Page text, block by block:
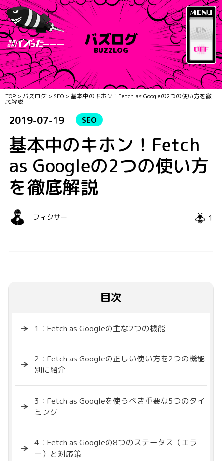
バズログ
BUZZLOG
TOP > バズログ > SEO >基本中のキホン！Fetch as Googleの2つの使い方を徹
底解説
2019-07-19 SEO
基本中のキホン！Fetch
as Googleの2つの使い方
を徹底解説
フィクサー 1
目次
1：Fetch as Googleの主な2つの機能
2：Fetch as Googleの正しい使い方を2つの機能
別に紹介
3：Fetch as Googleを使うべき重要な5つのタイ
ミング
4：Fetch as Googleの8つのステータス（エラ
ー）と対応策